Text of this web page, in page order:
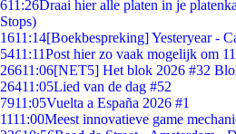
611:26Draai hier alle platen in je
Stops)
1611:14[Boekbespreking] Yesteryear -
5411:11Post hier zo vaak mogelijk om
26611:06[NET5] Het blok 2026 #32
26411:05Lied van de dag #52
7911:05Vuelta a España 2026 #1
1111:00Meest innovatieve game